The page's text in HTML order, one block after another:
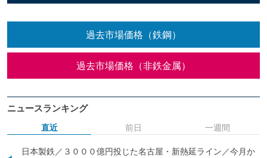
過去市場価格（鉄鋼）
過去市場価格（非鉄金属）
ニュースランキング
直近
日本製鉄／３０００億円投じた名古屋・新熱延ライン／今月か
前日 一週間